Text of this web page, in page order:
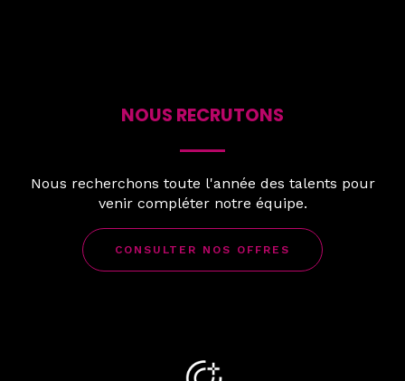
NOUS RECRUTONS
Nous recherchons toute l'année des talents pour
venir compléter notre équipe.
CONSULTER NOS OFFRES